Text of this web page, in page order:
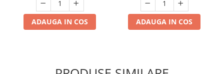
ADAUGA IN COS ADAUGA IN COS